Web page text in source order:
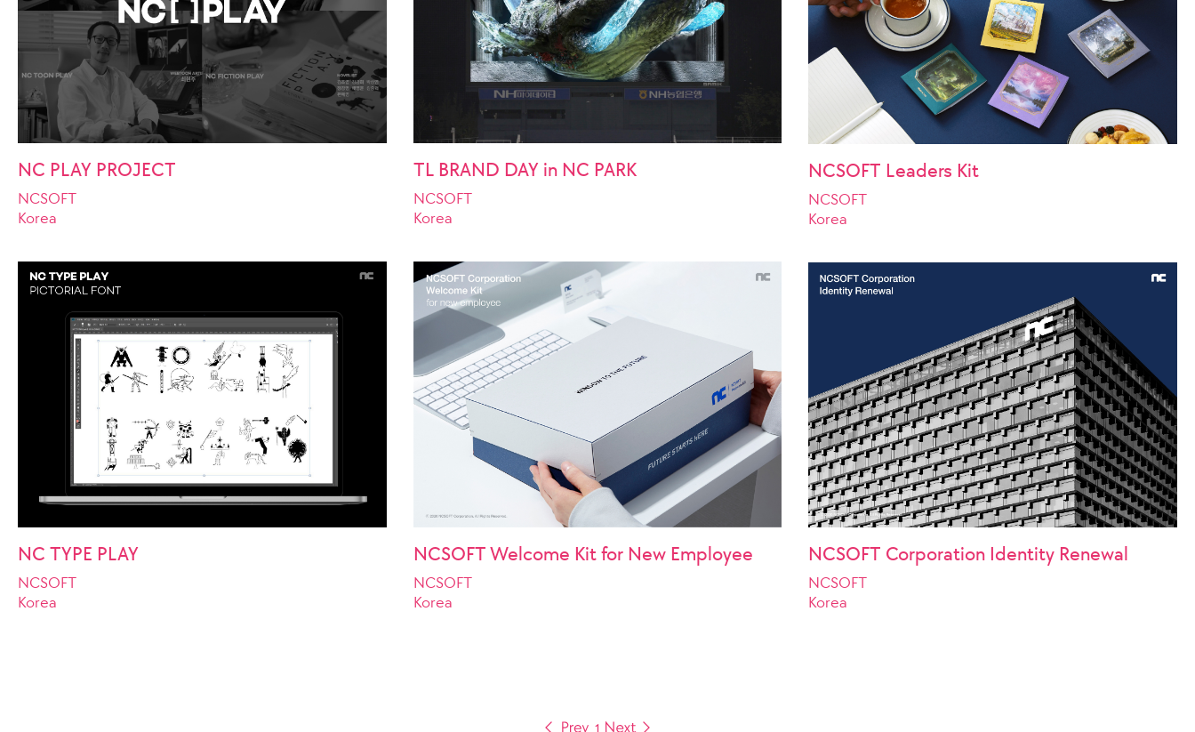
NC PLAY PROJECT
NCSOFT
Korea
TL BRAND DAY in NC PARK
NCSOFT
Korea
NCSOFT Leaders Kit
NCSOFT
Korea
NC TYPE PLAY
NCSOFT
Korea
NCSOFT Welcome Kit for New Employee
NCSOFT
Korea
NCSOFT Corporation Identity Renewal
NCSOFT
Korea